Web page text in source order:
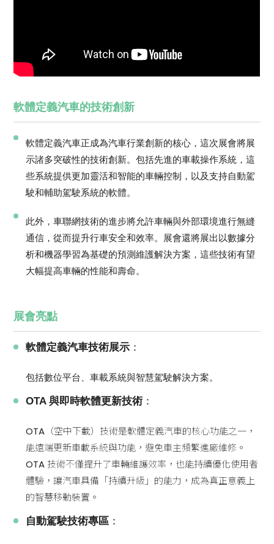
軟體定義汽車的技術創新
軟體定義汽車正成為汽車行業創新的核心，這次展會將展
示諸多突破性的技術創新。包括先進的車載操作系統，這
些系統提供更加靈活和智能的車輛控制，以及支持自動駕
駛和輔助駕駛系統的軟體。
此外，車聯網技術的進步將允許車輛與外部環境進行無縫
通信，從而提升行車安全和效率。展會還將展出以數據分
析和機器學習為基礎的預測維護解決方案，這些技術有望
大幅提高車輛的性能和壽命。
展會亮點
軟體定義汽車技術展示 ：
包括數位平台、車載系統與智慧駕駛解決方案。
OTA 與即時軟體更新技術：
OTA（空中下載）技術是軟體定義汽車的核心功能之一，
能遠端更新車載系統與功能，避免車主頻繁進廠維修。
OTA 技術不僅提升了車輛維護效率，也能持續優化使用者
體驗，讓汽車具備「持續升級」的能力，成為真正意義上
的智慧移動裝置。
自動駕駛技術專區 ：